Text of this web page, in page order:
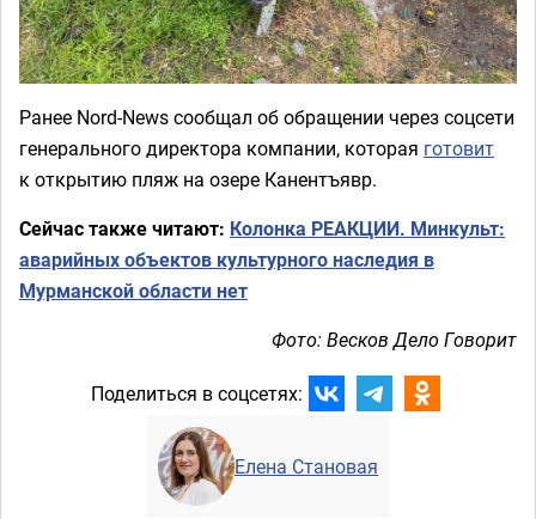
Ранее Nord-News сообщал об обращении через соцсети
генерального директора компании, которая готовит
к открытию пляж на озере Канентъявр.
Сейчас также читают: Колонка РЕАКЦИИ. Минкульт:
аварийных объектов культурного наследия в
Мурманской области нет
Фото: Весков Дело Говорит
Поделиться в соцсетях:
Елена Становая